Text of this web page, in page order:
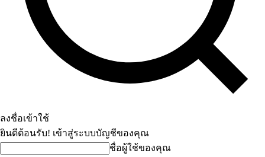
ลงชื่อเข้าใช้
ยินดีต้อนรับ! เข้าสู่ระบบบัญชีของคุณ
ชื่อผู้ใช้ของคุณ